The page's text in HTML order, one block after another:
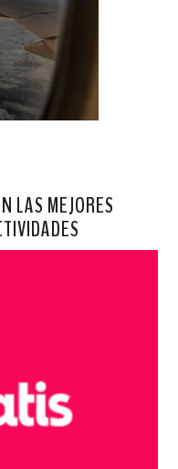
LAS MEJORES